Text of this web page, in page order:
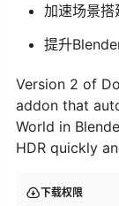
加速场景搭
提升
Version 2 of
addon that
World in
HDR quickly
下载权限